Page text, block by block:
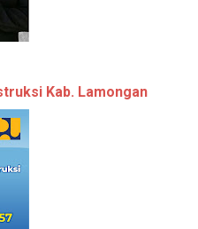
Kab. Lamongan